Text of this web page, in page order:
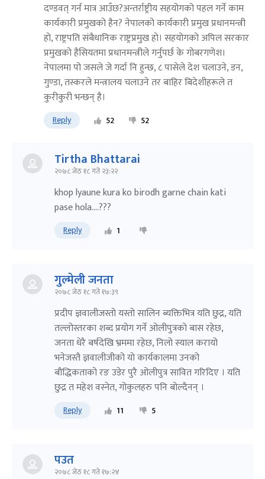
दण्डवत् गर्न मात्र आउँछ?अन्तर्राष्ट्रीय सहयोगको पहल गर्ने काम
कार्यकारी प्रमुखको हैन? नेपालको कार्यकारी प्रमुख प्रधानमन्त्री
हो, राष्ट्रपति संबैधानिक राष्ट्रप्रमुख हो। सहयोगको अपिल सरकार
प्रमुखको हैसियतमा प्रधानमन्त्रीले गर्नुपर्छ के गोबरगणेश।
नेपालमा पो जसले जे गर्दा नि हुन्छ, ८ पासेले देश चलाउने, डन,
गुण्डा, तस्करले मन्त्रालय चलाउने तर बाहिर बिदेशीहरूले त
कुरीकुरी भन्छन् है।
Reply 52 52
Tirtha Bhattarai
२०७८ जेठ १८ गते २३:२२
khop lyaune kura ko birodh garne chain kati
pase hola....???
Reply 1
गुल्मेली जनता
२०७८ जेठ १८ गते १७:३९
प्रदीप ज्ञवालीजस्तो यस्तो सालिन ब्यक्तिभित्र यति छुद्र, यति
तल्लोस्तरका शब्द प्रयोग गर्ने ओलीपुत्रको बास रहेछ,
जनता धेरै बर्षदेखि भ्रममा रहेछ, निलो स्याल करायो
भनेजस्तै ज्ञवालीजीको यो कार्यकालमा उनको
बौद्धिकताको रङ उडेर पुरै ओलीपुत्र सावित गरिदिए । यति
छुद्र त महेश वस्नेत, गोकुलहरु पनि बोल्दैनन् ।
Reply 11 5
पउत
२०७८ जेठ १८ गते १७:२४